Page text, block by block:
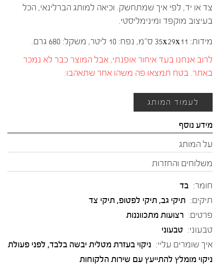
צד או יד, לפי איך שמתחשק. וכיאה למותג הברלינאי, הכל
בעיצוב מוקפד ומינימליסטי.
מידות: 35x29x11 ס"מ, נפח: 10 ליטר, משקל: 680 גרם.
לרוב אנחנו בעד איחור אופנתי, אבל המוצר כבר לא נמכר
באתר. בטח תמצאו פה משהו אחר שתאהבו:
לעמוד המותג
מידע נוסף
על המותג
משלוחים והחזרות
חומר: בד
תיקים: תיקי גב, תיקי לפטופ, תיקי צד
פרטים: רצועות מתכווננות
טבעוני: טבעוני
איך שומרים עליי: ניקוי בעזרת מטלית יבשה בלבד, לפני פעולת
ניקוי מומלץ להתייעץ עם שירות הלקוחות